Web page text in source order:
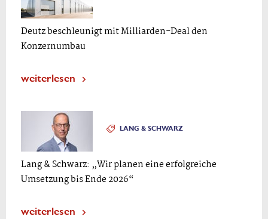
Deutz beschleunigt mit Milliarden-Deal den
Konzernumbau
weiterlesen
LANG & SCHWARZ
Lang & Schwarz: „Wir planen eine erfolgreiche
Umsetzung bis Ende 2026“
weiterlesen